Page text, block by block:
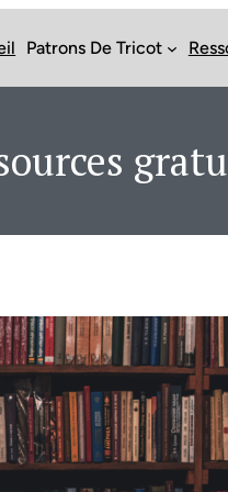
Patrons De Tricot